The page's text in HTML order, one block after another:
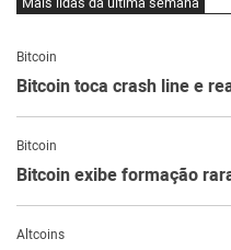
Bitcoin
Bitcoin toca crash line e
Bitcoin
Bitcoin exibe formação
Altcoins